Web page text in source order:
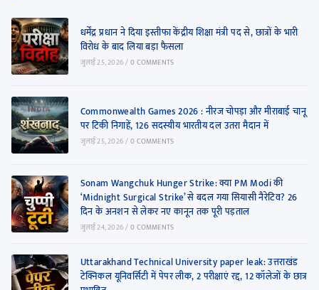
धर्मेंद्र प्रधान ने दिया इस्तीफा केंद्रीय शिक्षा मंत्री पद से, छात्रों के भारी
विरोध के बाद लिया बड़ा फैसला
जुलाई 25, 2026/0 COMMENTS
Commonwealth Games 2026 : नीरज चोपड़ा और मीराबाई चानू
पर टिकी निगाहें, 126 सदस्यीय भारतीय दल उतरा मैदान में
जुलाई 25, 2026/0 COMMENTS
Sonam Wangchuk Hunger Strike: क्या PM Modi की
‘Midnight Surgical Strike’ से बदल गया सियासी नैरेटिव? 26
दिन के अनशन से लेकर नए कानून तक पूरी पड़ताल
जुलाई 24, 2026/0 COMMENTS
Uttarakhand Technical University paper leak: उत्तराखंड
टेक्निकल यूनिवर्सिटी में पेपर लीक, 2 परीक्षाएं रद्द, 12 कॉलेजों के छात्र